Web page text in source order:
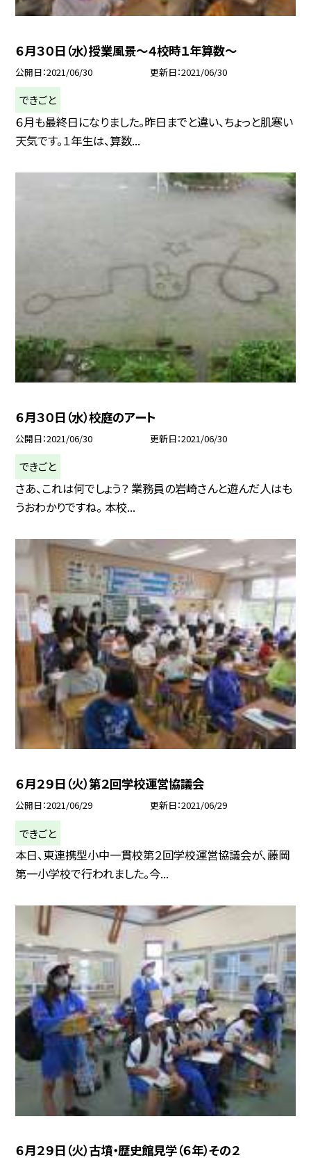
６月３０日（水）授業風景〜４校時１年算数〜
公開日 2021/06/30 更新日 2021/06/30
できごと
６月も最終日になりました。昨日までと違い、ちょっと肌寒い
天気です。１年生は、算数...
６月３０日（水）校庭のアート
公開日 2021/06/30 更新日 2021/06/30
できごと
さあ、これは何でしょう？ 業務員の岩崎さんと遊んだ人はも
うおわかりですね。 本校...
６月２９日（火）第２回学校運営協議会
公開日 2021/06/29 更新日 2021/06/29
できごと
本日、東連携型小中一貫校第２回学校運営協議会が、藤岡
第一小学校で行われました。今...
６月２９日（火）古墳・歴史館見学（６年）その２